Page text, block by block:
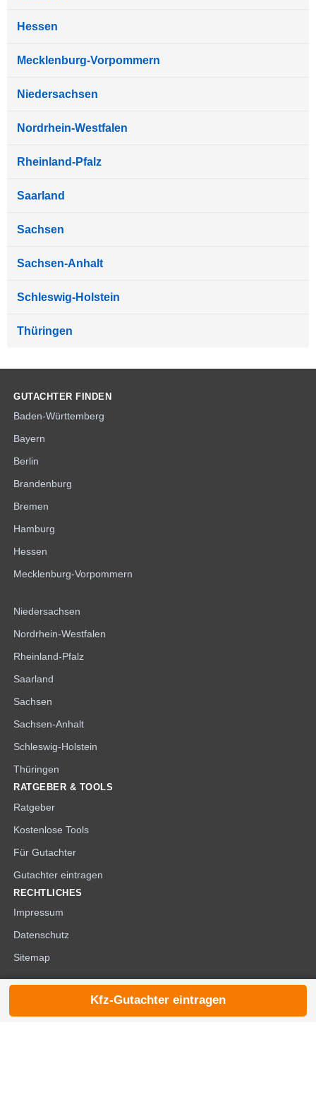
Hessen
Mecklenburg-Vorpommern
Niedersachsen
Nordrhein-Westfalen
Rheinland-Pfalz
Saarland
Sachsen
Sachsen-Anhalt
Schleswig-Holstein
Thüringen
GUTACHTER FINDEN
Baden-Württemberg
Bayern
Berlin
Brandenburg
Bremen
Hamburg
Hessen
Mecklenburg-Vorpommern
Niedersachsen
Nordrhein-Westfalen
Rheinland-Pfalz
Saarland
Sachsen
Sachsen-Anhalt
Schleswig-Holstein
Thüringen
RATGEBER & TOOLS
Ratgeber
Kostenlose Tools
Für Gutachter
Gutachter eintragen
RECHTLICHES
Impressum
Datenschutz
Sitemap
© 2026 die-kfzgutachter.de
Kfz-Gutachter eintragen